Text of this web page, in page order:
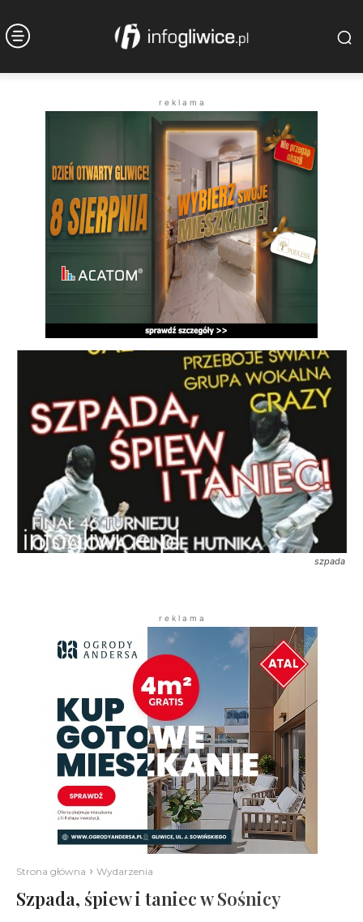
r e k l a m a
szpada
r e k l a m a
Strona główna Wydarzenia
Szpada, śpiew i taniec w Sośnicy